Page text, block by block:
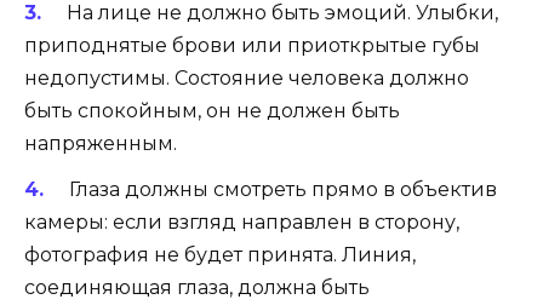
На лице не должно быть эмоций. Улыбки,
приподнятые брови или приоткрытые губы
недопустимы. Состояние человека должно
быть спокойным, он не должен быть
напряженным.
Глаза должны смотреть прямо в объектив
камеры: если взгляд направлен в сторону,
фотография не будет принята. Линия,
соединяющая глаза, должна быть